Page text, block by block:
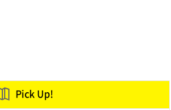
Pick Up!